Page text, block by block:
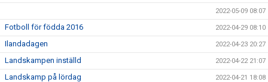
2022-05-09 08:07
Fotboll för födda 2016 2022-04-29 08:10
Ilandadagen 2022-04-23 20:27
Landskampen inställd 2022-04-22 21:07
Landskamp på lördag 2022-04-21 18:08